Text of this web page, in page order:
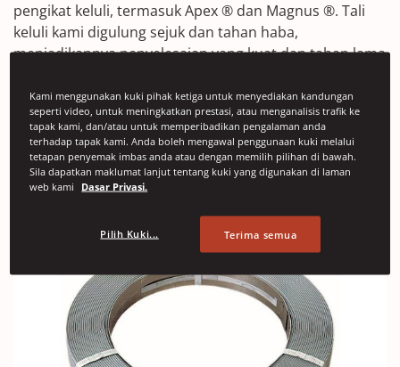
pengikat keluli, termasuk Apex ® dan Magnus ®. Tali
keluli kami digulung sejuk dan tahan haba,
menjadikannya penyelesaian yang kuat dan tahan lama
sesuai untuk aplikasi tugas berat, seperti penggunaan
palet dan mengangkut muatan besar.
Tali Keluli
Kami menggunakan kuki pihak ketiga untuk menyediakan kandungan
seperti video, untuk meningkatkan prestasi, atau menganalisis trafik ke
tapak kami, dan/atau untuk memperibadikan pengalaman anda
terhadap tapak kami. Anda boleh mengawal penggunaan kuki melalui
tetapan penyemak imbas anda atau dengan memilih pilihan di bawah.
Sila dapatkan maklumat lanjut tentang kuki yang digunakan di laman
web kami
Dasar Privasi.
Pilih Kuki... Terima semua